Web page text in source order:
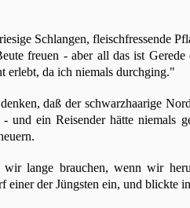
Schlangen, fleischfressende
freuen - aber all das ist
erlebt, da ich niemals durchging."
daß der schwarzhaarige
- und ein Reisender hätte niemals
wir lange brauchen, wenn wir
einer der Jüngsten ein, und blickte